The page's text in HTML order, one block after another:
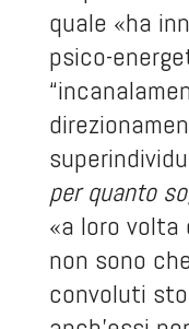
quale «ha
psico-
per quanto
«a loro
non sono
convoluti